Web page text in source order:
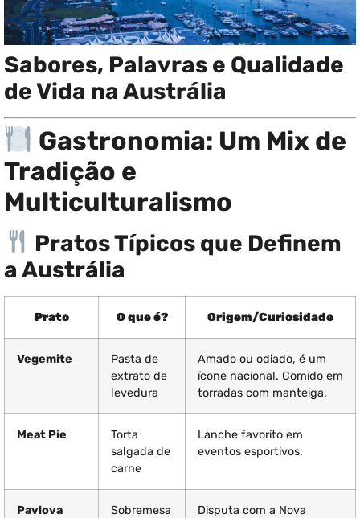
Sabores, Palavras e Qualidade
de Vida na Austrália
Gastronomia: Um Mix de
Tradição e
Multiculturalismo
Pratos Típicos que Definem
a Austrália
Prato O que é? Origem/Curiosidade
Vegemite
Pasta de
extrato de
levedura
Amado ou odiado, é um
ícone nacional. Comido em
torradas com manteiga.
Meat Pie
Torta
salgada de
carne
Lanche favorito em
eventos esportivos.
Pavlova
Sobremesa
Disputa com a Nova